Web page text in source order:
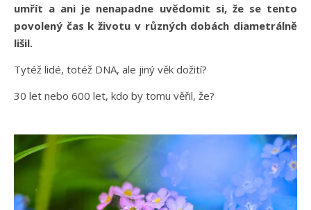
umřít a ani je nenapadne uvědomit si, že se tento
povolený čas k životu v různých dobách diametrálně
lišil.
Tytéž lidé, totéž DNA, ale jiný věk dožití?
30 let nebo 600 let, kdo by tomu věřil, že?